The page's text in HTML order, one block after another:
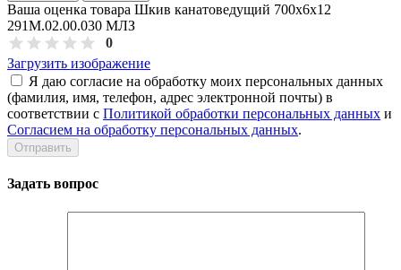
Ваша оценка товара Шкив канатоведущий 700х6х12
291М.02.00.030 МЛЗ
0
Загрузить изображение
Я даю согласие на обработку моих персональных данных
(фамилия, имя, телефон, адрес электронной почты) в
соответствии с Политикой обработки персональных данных и
Согласием на обработку персональных данных.
Задать вопрос